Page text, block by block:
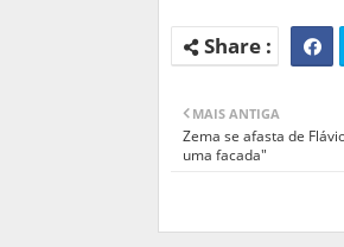
MAIS ANTIGA
Zema se afasta de
uma facada"